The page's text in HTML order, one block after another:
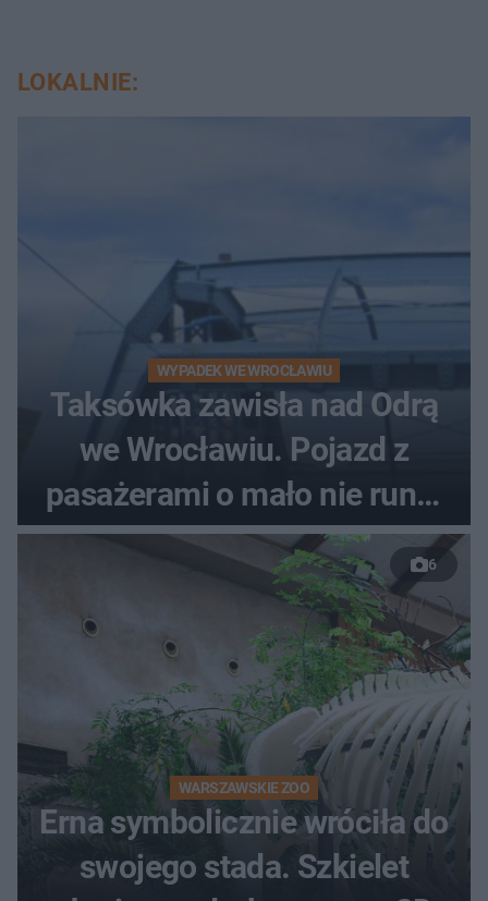
LOKALNIE:
WYPADEK WE WROCŁAWIU
Taksówka zawisła nad Odrą
we Wrocławiu. Pojazd z
pasażerami o mało nie runął
do rzeki
6
WARSZAWSKIE ZOO
Erna symbolicznie wróciła do
swojego stada. Szkielet